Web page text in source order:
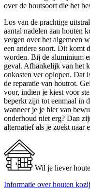
over de houtsoort die het
Los van de prachtige
aantal nadelen aan houten
vergen over het algemeen
een andere soort. Dit komt
worden. Bij de aluminium
geval. Afhankelijk van het
onkosten ver oplopen. Dat
de reparatie van houtrot.
voor, indien je kiest voor
beperkt zijn tot eenmaal in
wanneer je je hier van
onderhoud niet erg? Dan
alternatief als je zoekt naar
Wil je liever
Informatie over houten